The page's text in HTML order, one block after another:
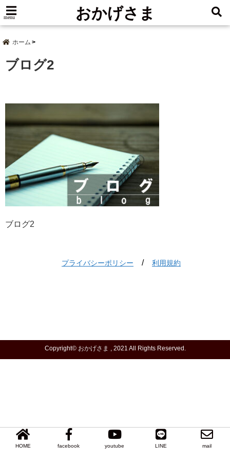
menu おかげさま
ホーム
ブログ2
ブログ2
プライバシーポリシー / 利用規約
HOME facebook youtube LINE mail
Copyright© おかげさま , 2021 All Rights Reserved.